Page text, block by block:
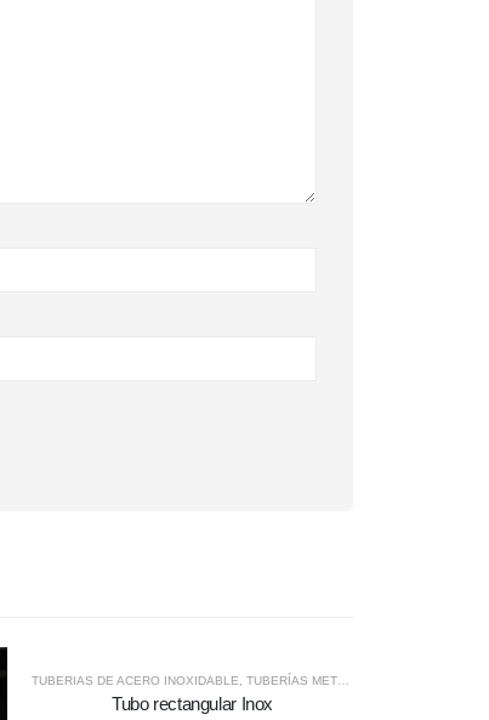
TUBERIAS DE ACERO INOXIDABLE TUBERÍAS METÁLICAS
Tubo rectangular Inox